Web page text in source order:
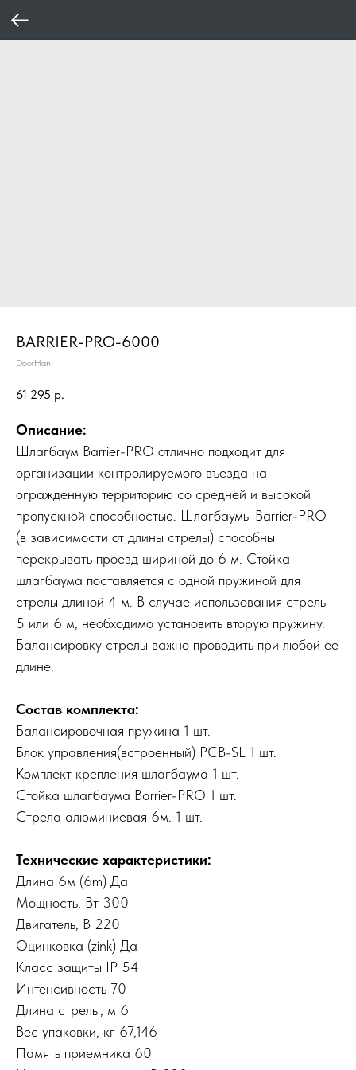
BARRIER-PRO-6000
DoorHan
61 295 р.
Описание:
Шлагбаум Barrier-PRO отлично подходит для
организации контролируемого въезда на
огражденную территорию со средней и высокой
пропускной способностью. Шлагбаумы Barrier-PRO
(в зависимости от длины стрелы) способны
перекрывать проезд шириной до 6 м. Стойка
шлагбаума поставляется с одной пружиной для
стрелы длиной 4 м. В случае использования стрелы
5 или 6 м, необходимо установить вторую пружину.
Балансировку стрелы важно проводить при любой ее
длине.
Состав комплекта:
Балансировочная пружина 1 шт.
Блок управления(встроенный) PCB-SL 1 шт.
Комплект крепления шлагбаума 1 шт.
Стойка шлагбаума Barrier-PRO 1 шт.
Стрела алюминиевая 6м. 1 шт.
Технические характеристики:
Длина 6м (6m) Да
Мощность, Вт 300
Двигатель, В 220
Оцинковка (zink) Да
Класс защиты IP 54
Интенсивность 70
Длина стрелы, м 6
Вес упаковки, кг 67,146
Память приемника 60